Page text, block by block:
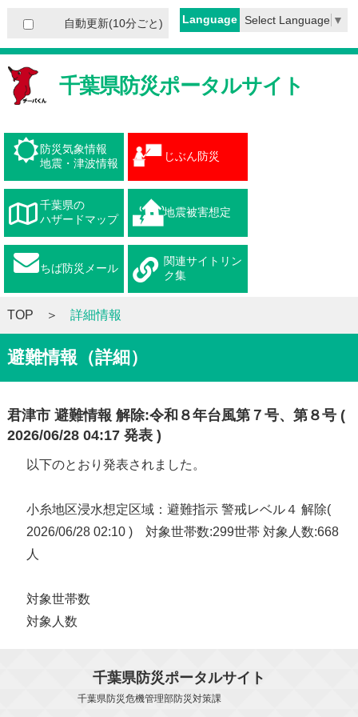
自動更新(10分ごと) Language Select Language ▼
千葉県防災ポータルサイト
防災気象情報
地震・津波情報
じぶん防災
千葉県の
ハザードマップ
地震被害想定
ちば防災メール
関連サイトリン
ク集
TOP 詳細情報
避難情報（詳細）
君津市 避難情報 解除:令和８年台風第７号、第８号 (
2026/06/28 04:17 発表 )
以下のとおり発表されました。
小糸地区浸水想定区域：避難指示 警戒レベル４ 解除(
2026/06/28 02:10 ) 対象世帯数:299世帯 対象人数:668
人
対象世帯数
対象人数
千葉県防災ポータルサイト
千葉県防災危機管理部防災対策課